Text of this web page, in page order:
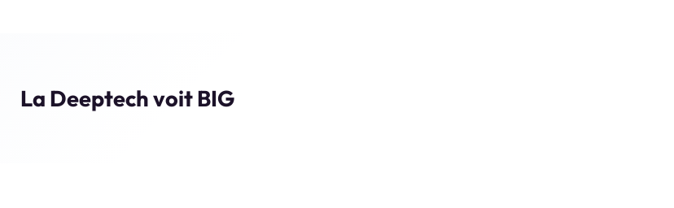
La Deeptech voit BIG